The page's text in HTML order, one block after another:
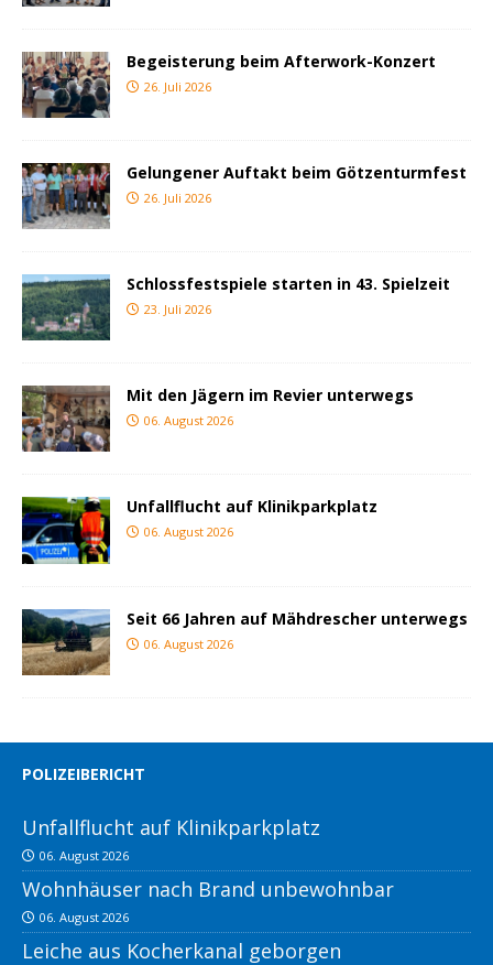
Begeisterung beim Afterwork-Konzert
26. Juli 2026
Gelungener Auftakt beim Götzenturmfest
26. Juli 2026
Schlossfestspiele starten in 43. Spielzeit
23. Juli 2026
Mit den Jägern im Revier unterwegs
06. August 2026
Unfallflucht auf Klinikparkplatz
06. August 2026
Seit 66 Jahren auf Mähdrescher unterwegs
06. August 2026
POLIZEIBERICHT
Unfallflucht auf Klinikparkplatz
06. August 2026
Wohnhäuser nach Brand unbewohnbar
06. August 2026
Leiche aus Kocherkanal geborgen